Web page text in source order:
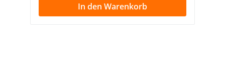
In den Warenkorb